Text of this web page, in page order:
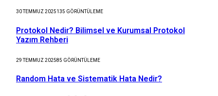
30 TEMMUZ 2025135 GÖRÜNTÜLEME
Protokol Nedir? Bilimsel ve Kurumsal Protokol
Yazım Rehberi
29 TEMMUZ 202585 GÖRÜNTÜLEME
Random Hata ve Sistematik Hata Nedir?